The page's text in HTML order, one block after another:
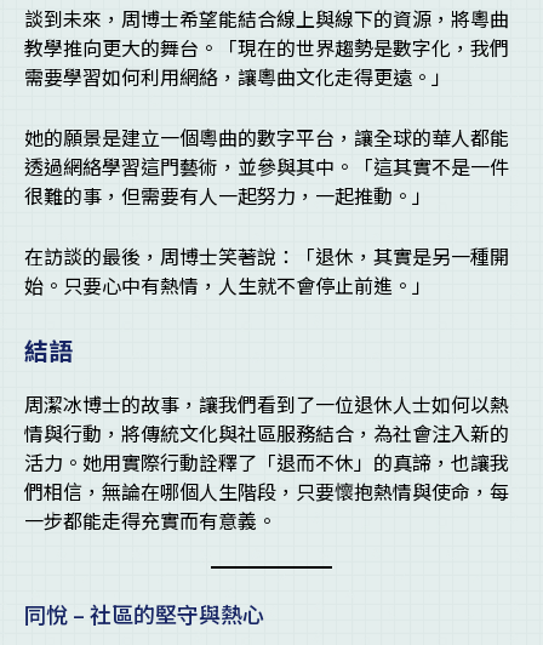
談到未來，周博士希望能結合線上與線下的資源，將粵曲
教學推向更大的舞台。「現在的世界趨勢是數字化，我們
需要學習如何利用網絡，讓粵曲文化走得更遠。」
她的願景是建立一個粵曲的數字平台，讓全球的華人都能
透過網絡學習這門藝術，並參與其中。「這其實不是一件
很難的事，但需要有人一起努力，一起推動。」
在訪談的最後，周博士笑著說：「退休，其實是另一種開
始。只要心中有熱情，人生就不會停止前進。」
結語
周潔冰博士的故事，讓我們看到了一位退休人士如何以熱
情與行動，將傳統文化與社區服務結合，為社會注入新的
活力。她用實際行動詮釋了「退而不休」的真諦，也讓我
們相信，無論在哪個人生階段，只要懷抱熱情與使命，每
一步都能走得充實而有意義。
同悅 – 社區的堅守與熱心